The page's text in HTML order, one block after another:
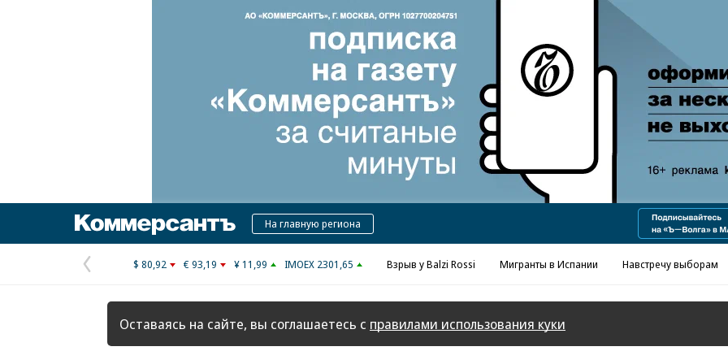
Реклама в «Ъ» www.kommersant.ru/ad
КоммерсантъНа главную региона
Предыдущая
страница
$ 80,92 € 93,19 ¥ 11,99 IMOEX 2301,65 Взрыв у Balzi Rossi Мигранты в Испании Навстречу выборам
Оставаясь на сайте, вы соглашаетесь с правилами использования куки